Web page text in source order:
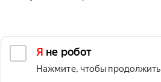
Я не робот
Нажмите, чтобы продолжить